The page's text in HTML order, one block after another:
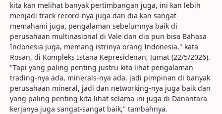
kita kan melihat banyak pertimbangan juga, ini kan lebih
menjadi track record-nya juga dan dia kan sangat
memahami juga, pengalaman sebelumnya baik di
perusahaan multinasional di Vale dan dia pun bisa Bahasa
Indonesia juga, memang istrinya orang Indonesia," kata
Rosan, di Kompleks Istana Kepresidenan, Jumat (22/5/2026).
"Tapi yang paling penting justru kita lihat pengalaman
trading-nya ada, minerals-nya ada, jadi pimpinan di banyak
perusahaan mineral, jadi dan networking-nya juga baik dan
yang paling penting kita lihat selama ini juga di Danantara
kerjanya juga sangat-sangat baik," tambahnya.